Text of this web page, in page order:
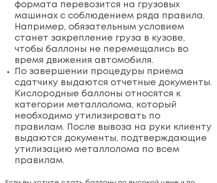
формата перевозится на грузовых
машинах с соблюдением ряда правила.
Например, обязательным условием
станет закрепление груза в кузове,
чтобы баллоны не перемещались во
время движения автомобиля.
По завершении процедуры приема
сдатчику выдаются отчетные документы.
Кислородные баллоны относятся к
категории металлолома, который
необходимо утилизировать по
правилам. После вывоза на руки клиенту
выдаются документы, подтверждающие
утилизацию металлолома по всем
правилам.